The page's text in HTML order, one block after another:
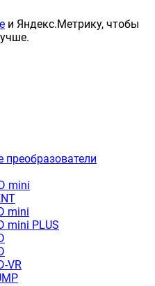
и Яндекс.Метрику, чтобы
преобразователи
mini
mini
mini PLUS
VR